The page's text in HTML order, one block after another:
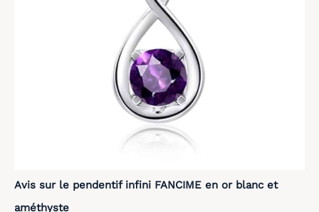
Avis sur le pendentif infini FANCIME en or blanc et
améthyste